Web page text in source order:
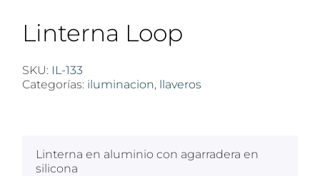
Linterna Loop
SKU: IL-133
Categorías: iluminacion, llaveros
Linterna en aluminio con agarradera en
silicona